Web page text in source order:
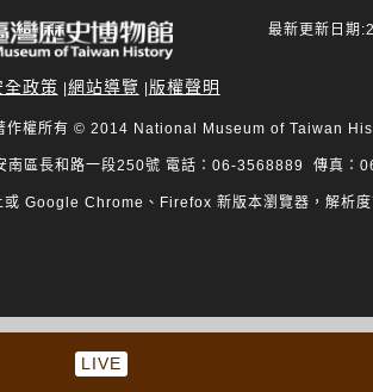
最新更新日期
全政策 |網站導覽 | 版權聲明
作權所有 © 2014 National Museum of Taiwan
南區長和路一段250號 電話：06-3568889 傳真：
或 Google Chrome、Firefox 新版本瀏覽器，解析
LIVE